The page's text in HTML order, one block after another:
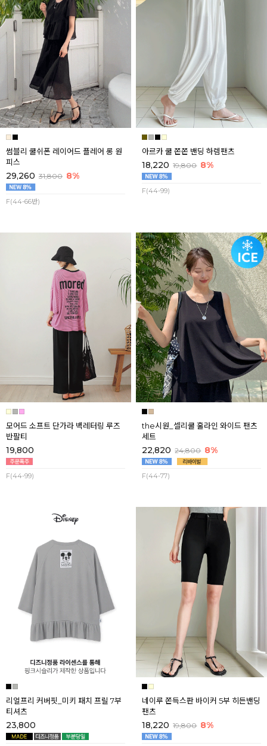
썸블리 쿨쉬폰 레이어드 플레어 롱 원
피스
29,260 31,800 8%
F(44-66반)
아르카 쿨 쫀쫀 밴딩 하렘팬츠
18,220 19,800 8%
F(44-99)
모어드 소프트 단가라 백레터링 루즈
반팔티
19,800
F(44-99)
the시원_셀리쿨 훌라인 와이드 팬츠
세트
22,820 24,800 8%
F(44-77)
리얼프리 커버핏_미키 패치 프릴 7부
티셔츠
23,800
네이루 쫀득스판 바이커 5부 히든밴딩
팬츠
18,220 19,800 8%